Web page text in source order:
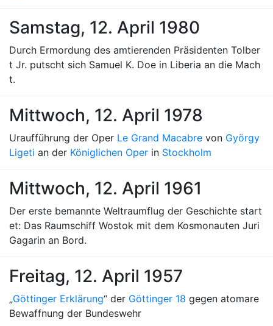
Samstag, 12. April 1980
Durch Ermordung des amtierenden Präsidenten Tolber
t Jr. putscht sich Samuel K. Doe in Liberia an die Mach
t.
Mittwoch, 12. April 1978
Uraufführung der Oper Le Grand Macabre von György
Ligeti an der Königlichen Oper in Stockholm
Mittwoch, 12. April 1961
Der erste bemannte Weltraumflug der Geschichte start
et: Das Raumschiff Wostok mit dem Kosmonauten Juri
Gagarin an Bord.
Freitag, 12. April 1957
„Göttinger Erklärung“ der Göttinger 18 gegen atomare
Bewaffnung der Bundeswehr